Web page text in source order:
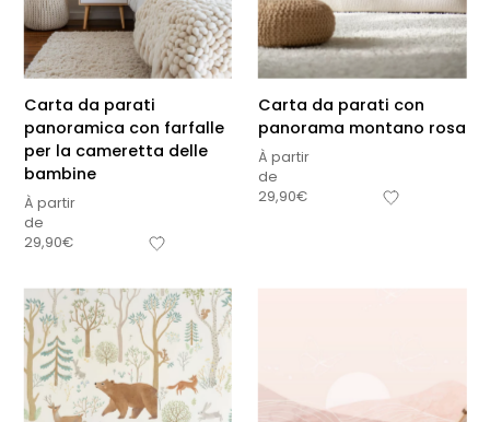
Carta da parati
panoramica con farfalle
per la cameretta delle
bambine
À partir
de
29,90€
Carta da parati con
panorama montano rosa
À partir
de
29,90€